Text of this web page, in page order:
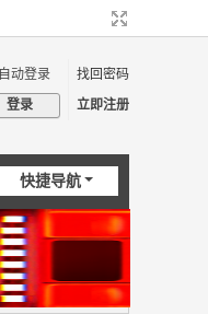
自动登录
找回密码
登录 立即注册
快捷导航